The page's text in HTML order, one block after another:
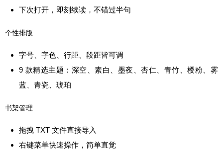
下次打开，即刻续读，不错过半句
个性排版
字号、字色、行距、段距皆可调
9 款精选主题：深空、素白、墨夜、杏仁、青竹、樱粉、雾
蓝、青瓷、琥珀
书架管理
拖拽 TXT 文件直接导入
右键菜单快速操作，简单直觉